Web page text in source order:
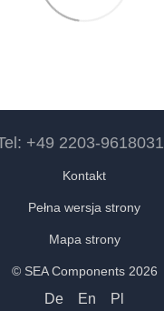
+49 2203-9618031
Kontakt
Pełna wersja strony
Mapa strony
© SEA Components 2026
De En Pl